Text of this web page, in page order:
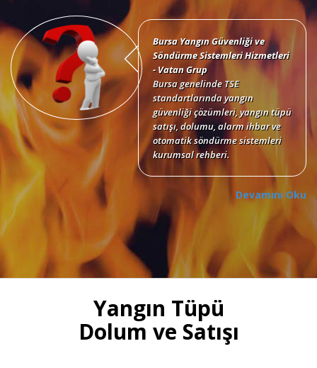
Bursa Yangın Güvenliği ve
Söndürme Sistemleri Hizmetleri
- Vatan Grup
Bursa genelinde TSE
standartlarında yangın
güvenliği çözümleri, yangın tüpü
satışı, dolumu, alarm ihbar ve
otomatik söndürme sistemleri
kurumsal rehberi.
Devamını Oku
Bursa Yangın Tüpü Satışı,
Dolumu ve Periyodik Bakım
Hizmetleri
50 kg KKT tozlu, köpüklü, CO2
gazlı yangın tüpleri, otomatik
tavan tipi sprinkli, pano ve
mutfak davlumbaz tüpü satışı
Yangın Tüpü
Dolum ve Satışı